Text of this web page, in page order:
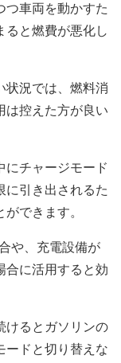
つ車両を動かすた
ると燃費が悪化し
状況では、燃料消
は控えた方が良い
にチャージモード
に引き出されるた
できます。
や、充電設備が
合に活用すると効
けるとガソリンの
ードと切り替えな